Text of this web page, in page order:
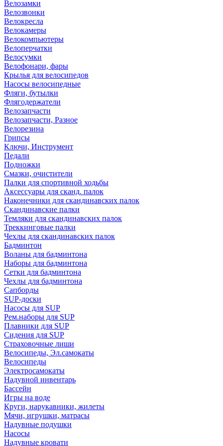
Велозамки
Велозвонки
Велокресла
Велокамеры
Велокомпьютеры
Велоперчатки
Велосумки
Велофонари, фары
Крылья для велосипедов
Насосы велосипедные
Фляги, бутылки
Флягодержатели
Велозапчасти
Велозапчасти, Разное
Велорезина
Грипсы
Ключи, Инструмент
Педали
Подножки
Смазки, очистители
Палки для спортивной ходьбы
Аксессуары для сканд. палок
Наконечники для скандинавских палок
Скандинавские палки
Темляки для скандинавских палок
Треккинговые палки
Чехлы для скандинавских палок
Бадминтон
Воланы для бадминтона
Наборы для бадминтона
Сетки для бадминтона
Чехлы для бадминтона
Сапборды
SUP-доски
Насосы для SUP
Рем.наборы для SUP
Плавники для SUP
Сидения для SUP
Страховочные лиши
Велосипеды, Эл.самокаты
Велосипеды
Электросамокаты
Надувной инвентарь
Бассейн
Игры на воде
Круги, нарукавники, жилеты
Мячи, игрушки, матрасы
Надувные подушки
Насосы
Надувные кровати